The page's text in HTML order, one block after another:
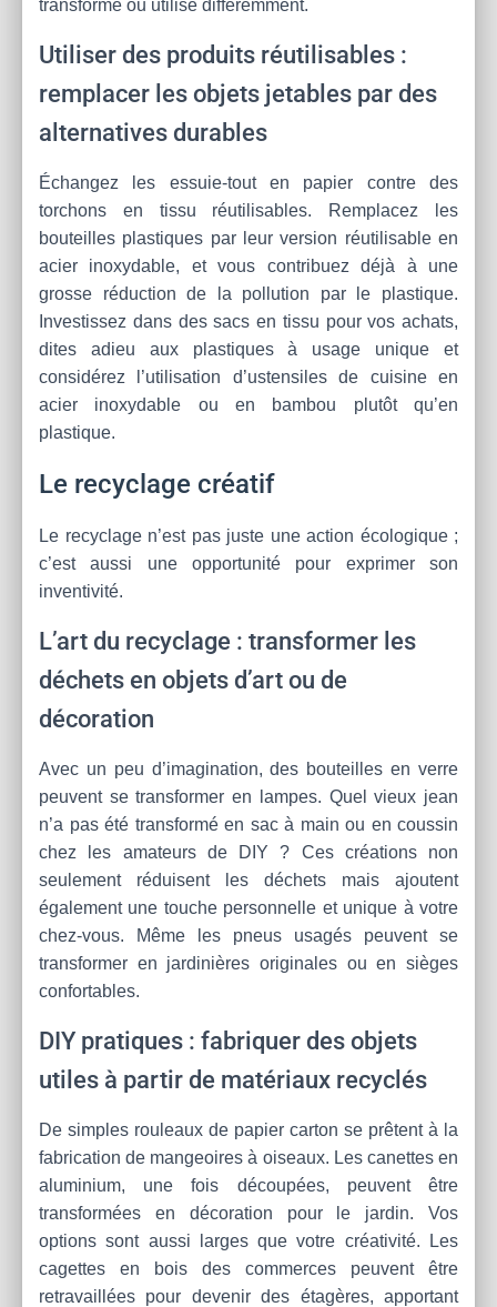
transformé ou utilisé différemment.
Utiliser des produits réutilisables :
remplacer les objets jetables par des
alternatives durables
Échangez les essuie-tout en papier contre des
torchons en tissu réutilisables. Remplacez les
bouteilles plastiques par leur version réutilisable en
acier inoxydable, et vous contribuez déjà à une
grosse réduction de la pollution par le plastique.
Investissez dans des sacs en tissu pour vos achats,
dites adieu aux plastiques à usage unique et
considérez l’utilisation d’ustensiles de cuisine en
acier inoxydable ou en bambou plutôt qu’en
plastique.
Le recyclage créatif
Le recyclage n’est pas juste une action écologique ;
c’est aussi une opportunité pour exprimer son
inventivité.
L’art du recyclage : transformer les
déchets en objets d’art ou de
décoration
Avec un peu d’imagination, des bouteilles en verre
peuvent se transformer en lampes. Quel vieux jean
n’a pas été transformé en sac à main ou en coussin
chez les amateurs de DIY ? Ces créations non
seulement réduisent les déchets mais ajoutent
également une touche personnelle et unique à votre
chez-vous. Même les pneus usagés peuvent se
transformer en jardinières originales ou en sièges
confortables.
DIY pratiques : fabriquer des objets
utiles à partir de matériaux recyclés
De simples rouleaux de papier carton se prêtent à la
fabrication de mangeoires à oiseaux. Les canettes en
aluminium, une fois découpées, peuvent être
transformées en décoration pour le jardin. Vos
options sont aussi larges que votre créativité. Les
cagettes en bois des commerces peuvent être
retravaillées pour devenir des étagères, apportant